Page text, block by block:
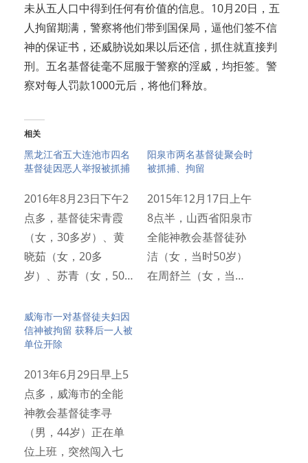
未从五人口中得到任何有价值的信息。10月20日，五
人拘留期满，警察将他们带到国保局，逼他们签不信
神的保证书，还威胁说如果以后还信，抓住就直接判
刑。五名基督徒毫不屈服于警察的淫威，均拒签。警
察对每人罚款1000元后，将他们释放。
相关
黑龙江省五大连池市四名
基督徒因恶人举报被抓捕
2016年8月23日下午2
点多，基督徒宋青霞
（女，30多岁）、黄
晓茹（女，20多
岁）、苏青（女，50…
阳泉市两名基督徒聚会时
被抓捕、拘留
2015年12月17日上午
8点半，山西省阳泉市
全能神教会基督徒孙
洁（女，当时50岁）
在周舒兰（女，当…
威海市⼀对基督徒夫妇因
信神被拘留 获释后⼀⼈被
单位开除
2013年6⽉29⽇早上5
点多，威海市的全能
神教会基督徒李寻
（男，44岁）正在单
位上班，突然闯⼊七